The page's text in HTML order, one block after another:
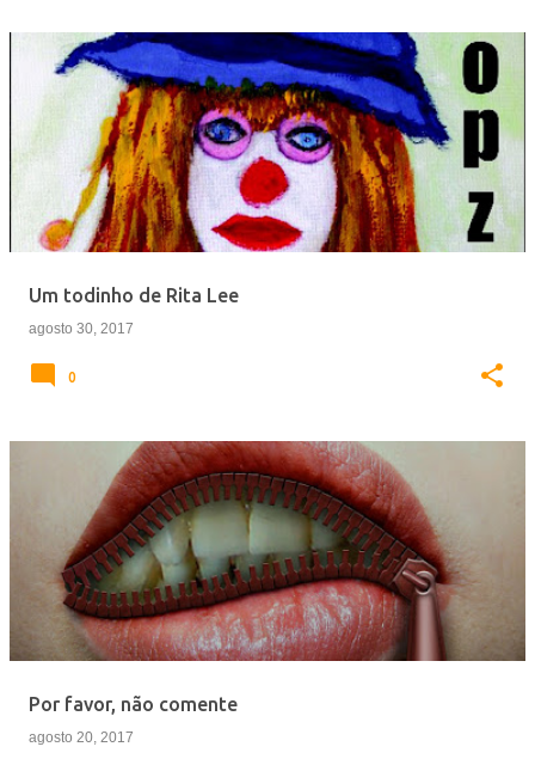
Um todinho de Rita Lee
agosto 30, 2017
0
Por favor, não comente
agosto 20, 2017